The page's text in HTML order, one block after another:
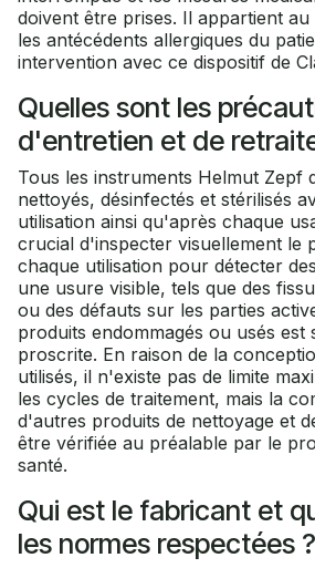
doivent être prises. Il appartient
les antécédents allergiques du
intervention avec ce dispositif de
Quelles sont les
d'entretien et de
Tous les instruments Helmut Zepf
nettoyés, désinfectés et stérilisés
utilisation ainsi qu'après chaque
crucial d'inspecter visuellement le
chaque utilisation pour détecter
une usure visible, tels que des
ou des défauts sur les parties
produits endommagés ou usés est
proscrite. En raison de la
utilisés, il n'existe pas de limite
les cycles de traitement, mais la
d'autres produits de nettoyage et
être vérifiée au préalable par le
santé.
Qui est le fabricant et
les normes respectées ?